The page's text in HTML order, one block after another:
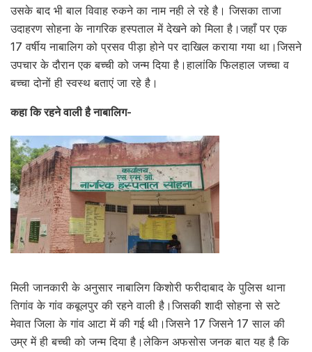
उसके बाद भी बाल विवाह रुकने का नाम नही ले रहे है। जिसका ताजा
उदाहरण सोहना के नागरिक हस्पताल में देखने को मिला है।जहाँ पर एक
17 वर्षीय नाबालिग को प्रसव पीड़ा होने पर दाखिल कराया गया था।जिसने
उपचार के दौरान एक बच्ची को जन्म दिया है।हालांकि फिलहाल जच्चा व
बच्चा दोनों ही स्वस्थ बताएं जा रहे है।
कहा कि रहने वाली है नाबालिग-
मिली जानकारी के अनुसार नाबालिग किशोरी फरीदाबाद के पुलिस थाना
तिगांव के गांव कबूलपुर की रहने वाली है।जिसकी शादी सोहना से सटे
मेवात जिला के गांव आटा में की गई थी।जिसने 17 जिसने 17 साल की
उम्र में ही बच्ची को जन्म दिया है।लेकिन अफसोस जनक बात यह है कि